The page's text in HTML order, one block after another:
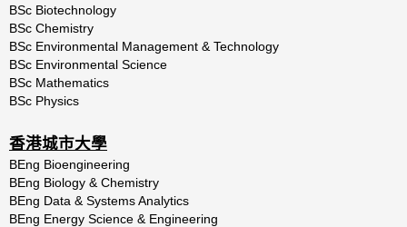
BSc Biotechnology
BSc Chemistry
BSc Environmental Management & Technology
BSc Environmental Science
BSc Mathematics
BSc Physics
香港城市大學
BEng Bioengineering
BEng Biology & Chemistry
BEng Data & Systems Analytics
BEng Energy Science & Engineering